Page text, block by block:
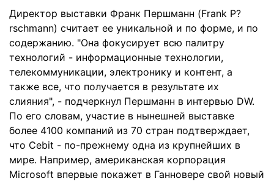
Директор выставки Франк Першманн (Frank P?
rschmann) считает ее уникальной и по форме, и по
содержанию. "Она фокусирует всю палитру
технологий - информационные технологии,
телекоммуникации, электронику и контент, а
также все, что получается в результате их
слияния", - подчеркнул Першманн в интервью DW.
По его словам, участие в нынешней выставке
более 4100 компаний из 70 стран подтверждает,
что Cebit - по-прежнему одна из крупнейших в
мире. Например, американская корпорация
Microsoft впервые покажет в Ганновере свой новый